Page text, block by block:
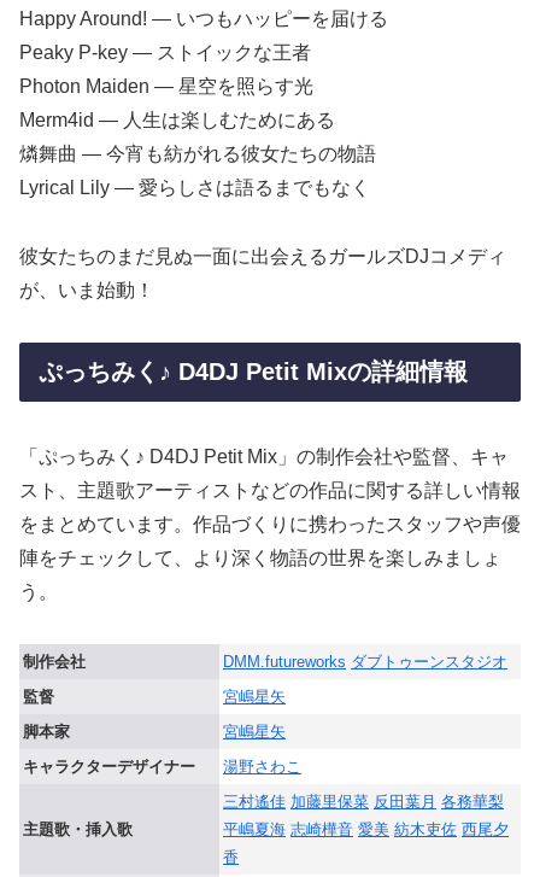
Happy Around! — いつもハッピーを届ける
Peaky P-key — ストイックな王者
Photon Maiden — 星空を照らす光
Merm4id — 人生は楽しむためにある
燐舞曲 — 今宵も紡がれる彼女たちの物語
Lyrical Lily — 愛らしさは語るまでもなく
彼女たちのまだ見ぬ一面に出会えるガールズDJコメディ
が、いま始動！
ぷっちみく♪ D4DJ Petit Mixの詳細情報
「ぷっちみく♪ D4DJ Petit Mix」の制作会社や監督、キャ
スト、主題歌アーティストなどの作品に関する詳しい情報
をまとめています。作品づくりに携わったスタッフや声優
陣をチェックして、より深く物語の世界を楽しみましょ
う。
制作会社 DMM.futureworks ダブトゥーンスタジオ
監督
宮嶋星矢
脚本家
宮嶋星矢
キャラクターデザイナー
湯野さわこ
主題歌・挿入歌
三村遙佳 加藤里保菜 反田葉月 各務華梨
平嶋夏海 志崎樺音 愛美 紡木吏佐 西尾夕
香